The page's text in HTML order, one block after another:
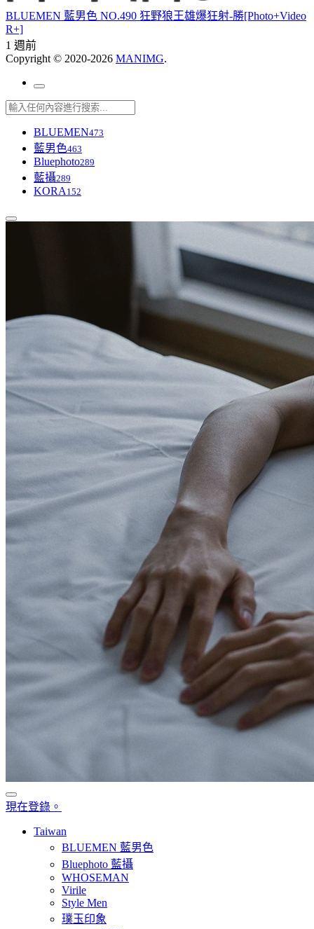
BLUEMEN 藍男色 NO.490 狂野狼王雄爆狂射-勝[Photo+Video
R+]
1 週前
Copyright © 2020-2026 MANIMG.
BLUEMEN473
藍男色463
Bluephoto289
藍攝289
KORA 152
現在登錄。
Taiwan
BLUEMEN 藍男色
Bluephoto 藍攝
WHOSEMAN
Virile
Style Men
璞玉印象